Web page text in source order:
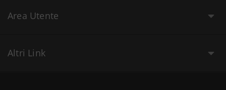
Area Utente
Altri Link